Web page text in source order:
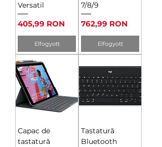
Versatil
Ár
405,99 RON
Elfogyott
7/8/9
Ár
762,99 RON
Elfogyott
Capac de
tastatură
Tastatură
Bluetooth